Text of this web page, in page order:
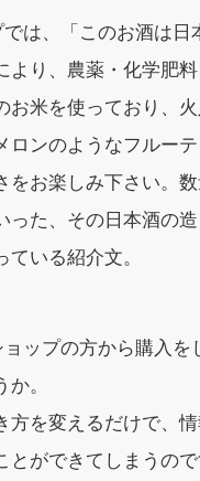
は、「このお酒は日
より、農薬・化学肥
お米を使っており、
ロンのようなフルー
をお楽しみ下さい。
った、その日本酒の
いる紹介文。
ップの方から購入を
。
方を変えるだけで、
とができてしまうので